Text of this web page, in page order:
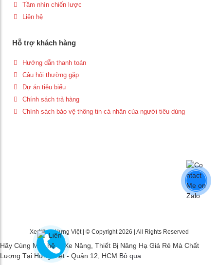
Tầm nhìn chiến lược
Liên hệ
Hỗ trợ khách hàng
Hướng dẫn thanh toán
Câu hỏi thường gặp
Dự án tiêu biểu
Chính sách trả hàng
Chính sách bảo vệ thông tin cá nhân của người tiêu dùng
Xe Nâng Hưng Việt | © Copyright 2026 | All Rights Reserved
Hãy Cùng Mua Sắm Xe Nâng, Thiết Bị Nâng Hạ Giá Rẻ Mà Chất
Lượng Tại Hưng Việt - Quận 12, HCM Bỏ qua